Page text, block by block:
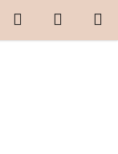
Hľadať
KOŠÍK